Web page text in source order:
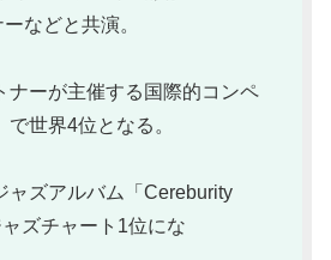
などと共演。
ーが主催する国際的コンペ
で世界4位となる。
ズアルバム「Cereburity
ズチャート1位にな